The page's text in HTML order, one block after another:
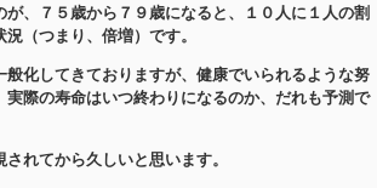
、７５歳から７９歳になると、
１０人に１人の割
（つまり、倍増）です。
般化してきておりますが、健康でいられるような努
際の寿命はいつ終わり になるのか、だれも予測で
れてから久しいと思います。